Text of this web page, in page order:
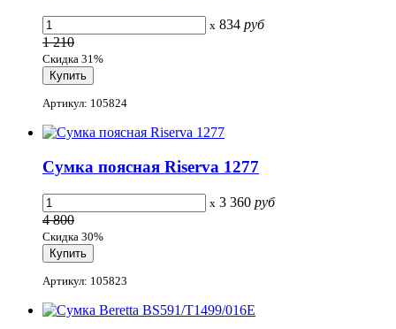
x 834 руб
1 210
Скидка 31%
Артикул: 105824
Сумка поясная Riserva 1277
x 3 360 руб
4 800
Скидка 30%
Артикул: 105823